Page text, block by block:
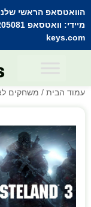
הוואטסאפ הראשי שלנו (053-3555743) בתקלה
מיידי: וואטסאפ 052-2205081
keys.com
עמוד הבית / משחקים